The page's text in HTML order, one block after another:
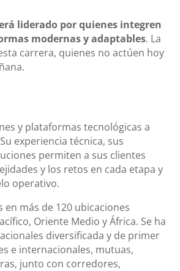
liderado por quienes integren
modernas y adaptables. La
carrera, quienes no actúen hoy
y plataformas tecnológicas a
experiencia técnica, sus
permiten a sus clientes
y los retos en cada etapa y
operativo.
en más de 120 ubicaciones
Oriente Medio y África. Se ha
diversificada y de primer
e internacionales, mutuas,
junto con corredores,